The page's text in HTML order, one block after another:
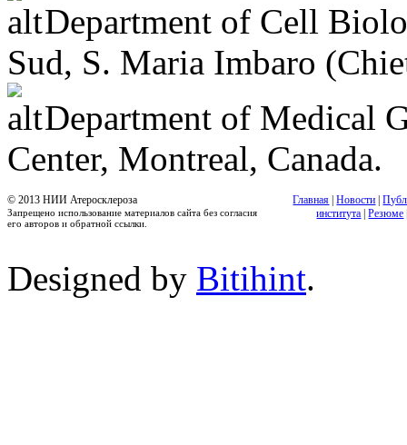
Department of Cell
Sud, S. Maria Imbaro
Department of Medical
Center, Montreal, Canada.
© 2013 НИИ Атеросклероза
Запрещено использование материалов сайта без согласия
его авторов и обратной ссылки.
Главная |Новости |
института |Резюме
Designed by Bitihint.